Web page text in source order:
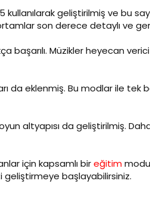
kullanılarak geliştirilmiş ve bu
son derece detaylı ve
başarılı. Müzikler heyecan
da eklenmiş. Bu modlar ile tek
altyapısı da geliştirilmiş.
için kapsamlı bireğitim
başlayabilirsiniz.